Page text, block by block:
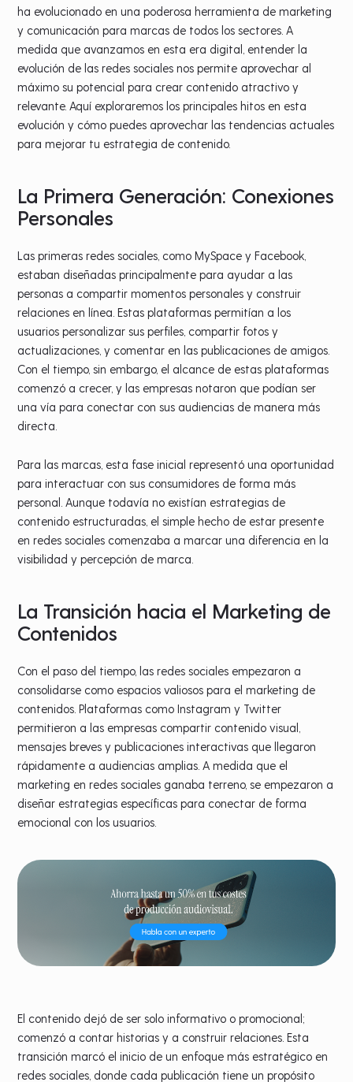
ha evolucionado en una poderosa herramienta de marketing
y comunicación para marcas de todos los sectores. A
medida que avanzamos en esta era digital, entender la
evolución de las redes sociales nos permite aprovechar al
máximo su potencial para crear contenido atractivo y
relevante. Aquí exploraremos los principales hitos en esta
evolución y cómo puedes aprovechar las tendencias actuales
para mejorar tu estrategia de contenido.
La Primera Generación: Conexiones
Personales
Las primeras redes sociales, como MySpace y Facebook,
estaban diseñadas principalmente para ayudar a las
personas a compartir momentos personales y construir
relaciones en línea. Estas plataformas permitían a los
usuarios personalizar sus perfiles, compartir fotos y
actualizaciones, y comentar en las publicaciones de amigos.
Con el tiempo, sin embargo, el alcance de estas plataformas
comenzó a crecer, y las empresas notaron que podían ser
una vía para conectar con sus audiencias de manera más
directa.
Para las marcas, esta fase inicial representó una oportunidad
para interactuar con sus consumidores de forma más
personal. Aunque todavía no existían estrategias de
contenido estructuradas, el simple hecho de estar presente
en redes sociales comenzaba a marcar una diferencia en la
visibilidad y percepción de marca.
La Transición hacia el Marketing de
Contenidos
Con el paso del tiempo, las redes sociales empezaron a
consolidarse como espacios valiosos para el marketing de
contenidos. Plataformas como Instagram y Twitter
permitieron a las empresas compartir contenido visual,
mensajes breves y publicaciones interactivas que llegaron
rápidamente a audiencias amplias. A medida que el
marketing en redes sociales ganaba terreno, se empezaron a
diseñar estrategias específicas para conectar de forma
emocional con los usuarios.
El contenido dejó de ser solo informativo o promocional;
comenzó a contar historias y a construir relaciones. Esta
transición marcó el inicio de un enfoque más estratégico en
redes sociales, donde cada publicación tiene un propósito